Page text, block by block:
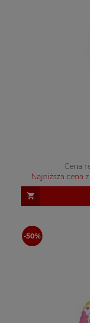
Cena
Najniższa cena